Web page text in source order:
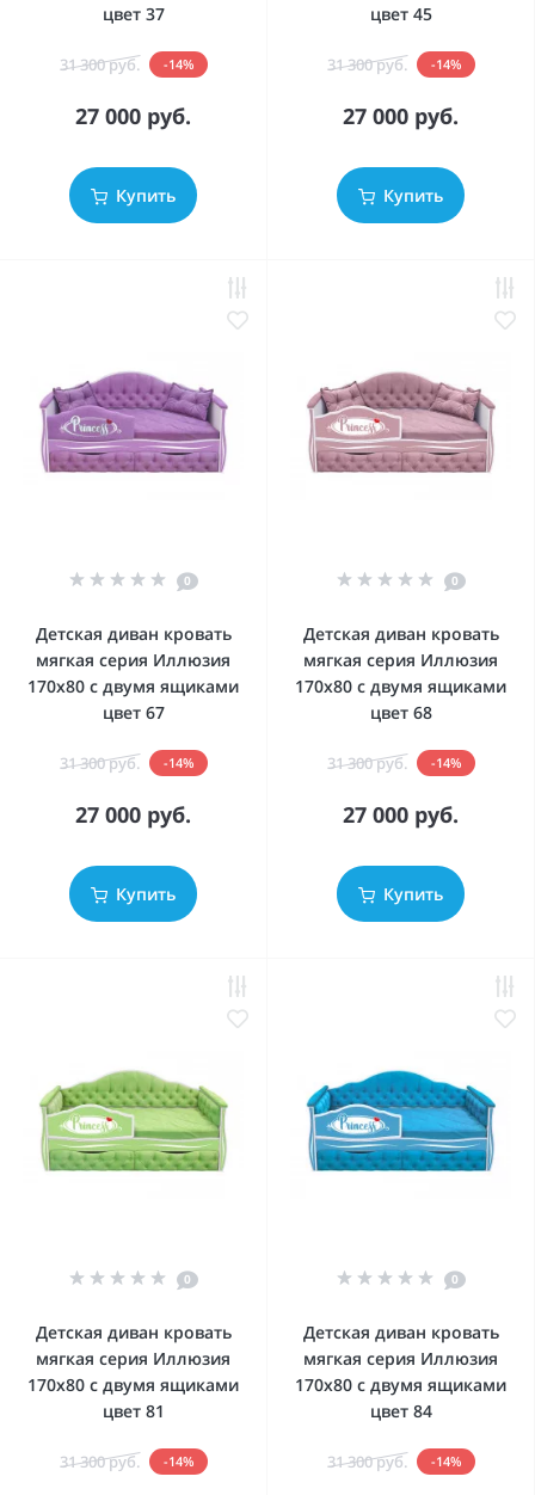
цвет 37
31 300 руб. -14%
27 000 руб.
Купить
цвет 45
31 300 руб. -14%
27 000 руб.
Купить
0
Детская диван кровать
мягкая серия Иллюзия
170x80 с двумя ящиками
цвет 67
31 300 руб. -14%
27 000 руб.
Купить
0
Детская диван кровать
мягкая серия Иллюзия
170x80 с двумя ящиками
цвет 68
31 300 руб. -14%
27 000 руб.
Купить
0
Детская диван кровать
мягкая серия Иллюзия
170x80 с двумя ящиками
цвет 81
31 300 руб. -14%
0
Детская диван кровать
мягкая серия Иллюзия
170x80 с двумя ящиками
цвет 84
31 300 руб. -14%